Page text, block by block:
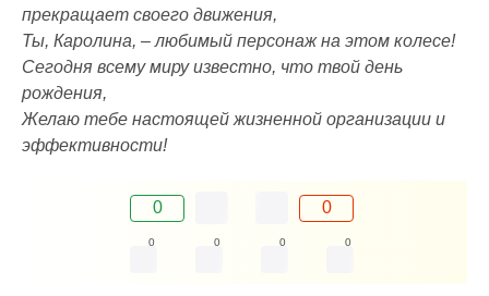
прекращает своего движения,
Ты, Каролина, – любимый персонаж на этом колесе!
Сегодня всему миру известно, что твой день
рождения,
Желаю тебе настоящей жизненной организации и
эффективности!
0 0
0 0 0 0